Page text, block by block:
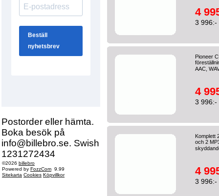
Postorder eller hämta.
Boka besök på
info@billebro.se. Swish
1231272434
©2026 billebro
Powered by FozzCom 9.99
Sitekarta Cookies Köpvillkor
4
3 996:-
Pioneer
AAC,
4
3 996:-
Komplett
och 2
4
3 996:-